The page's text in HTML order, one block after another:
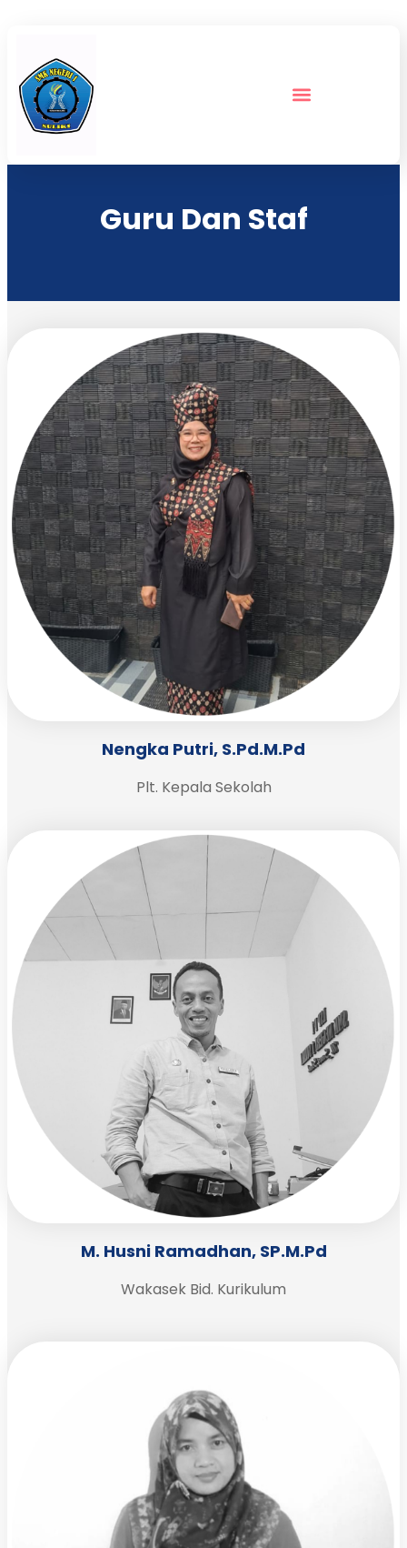
Guru Dan Staf
Nengka Putri, S.Pd.M.Pd
Plt. Kepala Sekolah
M. Husni Ramadhan, SP.M.Pd
Wakasek Bid. Kurikulum